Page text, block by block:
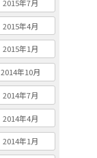
2015年7月
2015年4月
2015年1月
2014年10月
2014年7月
2014年4月
2014年1月